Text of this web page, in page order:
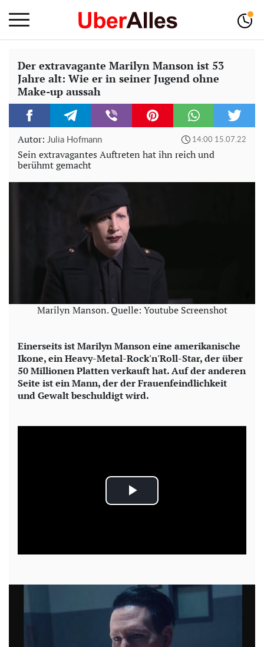
Der extravagante Marilyn Manson ist 53
Jahre alt: Wie er in seiner Jugend ohne
Make-up aussah
Autor: Julia Hofmann 14:00 15.07.22
Sein extravagantes Auftreten hat ihn reich und
berühmt gemacht
Marilyn Manson. Quelle: Youtube Screenshot
Einerseits ist Marilyn Manson eine amerikanische
Ikone, ein Heavy-Metal-Rock'n'Roll-Star, der über
50 Millionen Platten verkauft hat. Auf der anderen
Seite ist ein Mann, der der Frauenfeindlichkeit
und Gewalt beschuldigt wird.
P
a
y
V
i